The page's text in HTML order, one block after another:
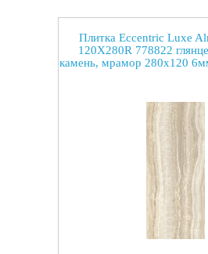
Плитка Eccentric Luxe
120X280R 778822
камень, мрамор 280x120